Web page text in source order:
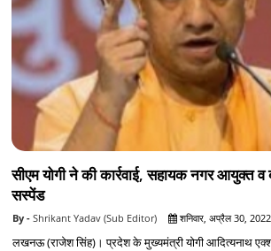
सीएम योगी ने की कार्रवाई, सहायक नगर आयुक्त
सस्‍पेंड
Shrikant Yadav (Sub Editor) शनिवार, अप्रैल 30, 2022
लखनऊ (राजेश सिंह)। प्रदेश के मुख्यमंत्री योगी आदित्यनाथ